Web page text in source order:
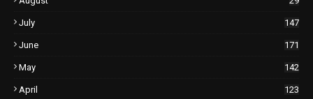
July 147
June 171
May 142
April 123